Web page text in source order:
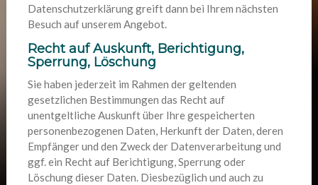
Datenschutzerklärung greift dann bei Ihrem nächsten
Besuch auf unserem Angebot.
Recht auf Auskunft, Berichtigung,
Sperrung, Löschung
Sie haben jederzeit im Rahmen der geltenden
gesetzlichen Bestimmungen das Recht auf
unentgeltliche Auskunft über Ihre gespeicherten
personenbezogenen Daten, Herkunft der Daten, deren
Empfänger und den Zweck der Datenverarbeitung und
ggf. ein Recht auf Berichtigung, Sperrung oder
Löschung dieser Daten. Diesbezüglich und auch zu